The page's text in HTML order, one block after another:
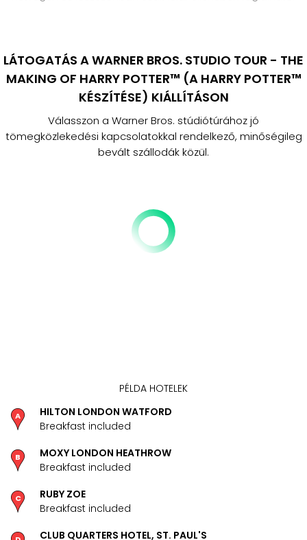
LÁTOGATÁS A WARNER BROS. STUDIO TOUR - THE
MAKING OF HARRY POTTER™ (A HARRY POTTER™
KÉSZÍTÉSE) KIÁLLÍTÁSON
Válasszon a Warner Bros. stúdiótúrához jó
tömegközlekedési kapcsolatokkal rendelkező, minőségileg
bevált szállodák közül.
PÉLDA HOTELEK
HILTON LONDON WATFORD
Breakfast included
MOXY LONDON HEATHROW
Breakfast included
RUBY ZOE
Breakfast included
CLUB QUARTERS HOTEL, ST. PAUL'S